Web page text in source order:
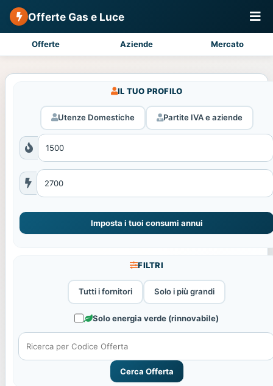
Offerte Gas e Luce
Offerte Aziende Mercato
IL TUO PROFILO
Utenze Domestiche Partite IVA e aziende
Imposta i tuoi consumi annui
FILTRI
Tutti i fornitori Solo i più grandi
Solo energia verde (rinnovabile)
Cerca Offerta